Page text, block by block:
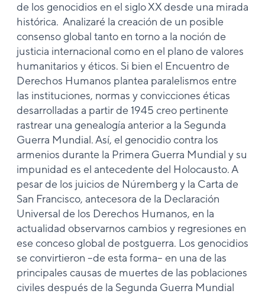
de los genocidios en el siglo XX desde una mirada
histórica. Analizaré la creación de un posible
consenso global tanto en torno a la noción de
justicia internacional como en el plano de valores
humanitarios y éticos. Si bien el Encuentro de
Derechos Humanos plantea paralelismos entre
las instituciones, normas y convicciones éticas
desarrolladas a partir de 1945 creo pertinente
rastrear una genealogía anterior a la Segunda
Guerra Mundial. Así, el genocidio contra los
armenios durante la Primera Guerra Mundial y su
impunidad es el antecedente del Holocausto. A
pesar de los juicios de Núremberg y la Carta de
San Francisco, antecesora de la Declaración
Universal de los Derechos Humanos, en la
actualidad observarnos cambios y regresiones en
ese conceso global de postguerra. Los genocidios
se convirtieron –de esta forma– en una de las
principales causas de muertes de las poblaciones
civiles después de la Segunda Guerra Mundial